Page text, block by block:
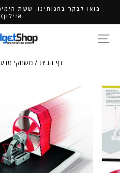
איילון)
דף הבית/ משחקי מדע